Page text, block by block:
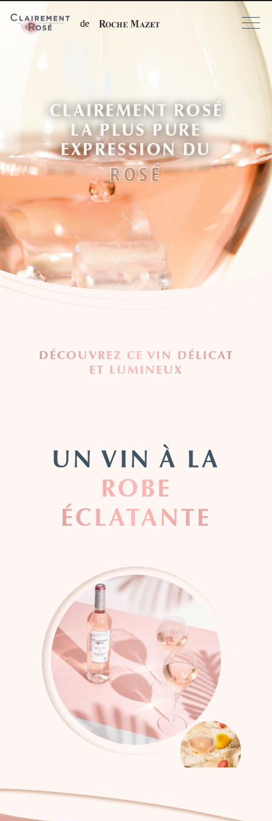
de
CLAIREMENT ROSÉ
LA PLUS PURE
EXPRESSION DU
ROSÉ
DÉCOUVREZ CE VIN DÉLICAT
ET LUMINEUX
UN VIN À LA
ROBE
ÉCLATANTE